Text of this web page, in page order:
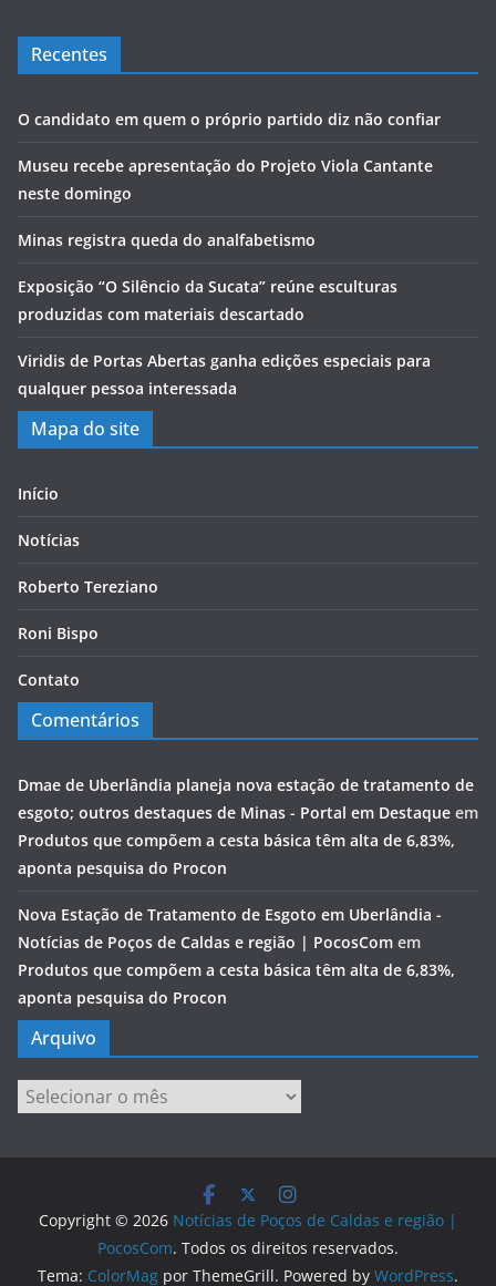
Recentes
O candidato em quem o próprio partido diz não confiar
Museu recebe apresentação do Projeto Viola Cantante
neste domingo
Minas registra queda do analfabetismo
Exposição “O Silêncio da Sucata” reúne esculturas
produzidas com materiais descartado
Viridis de Portas Abertas ganha edições especiais para
qualquer pessoa interessada
Mapa do site
Início
Notícias
Roberto Tereziano
Roni Bispo
Contato
Comentários
Dmae de Uberlândia planeja nova estação de tratamento de
esgoto; outros destaques de Minas - Portal em Destaque em
Produtos que compõem a cesta básica têm alta de 6,83%,
aponta pesquisa do Procon
Nova Estação de Tratamento de Esgoto em Uberlândia -
Notícias de Poços de Caldas e região | PocosCom em
Produtos que compõem a cesta básica têm alta de 6,83%,
aponta pesquisa do Procon
Arquivo
Arquivo
Copyright © 2026 Notícias de Poços de Caldas e região |
PocosCom. Todos os direitos reservados.
Tema: ColorMag por ThemeGrill. Powered by WordPress.